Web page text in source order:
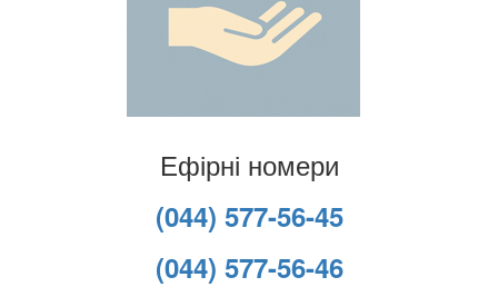
Ефірні номери
(044) 577-56-45
(044) 577-56-46